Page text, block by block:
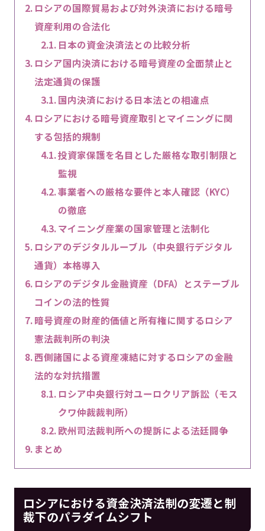
ロシアの国際貿易および対外決済における暗号
資産利用の合法化
日本の資金決済法との比較分析
ロシア国内決済における暗号資産の全面禁止と
法定通貨の保護
国内決済における日本法との相違点
ロシアにおける暗号資産取引とマイニングに関
する包括的規制
投資家保護を名目とした厳格な取引制限と
監視
事業者への厳格な要件と本人確認（KYC）
の徹底
マイニング産業の国家管理と法制化
ロシアのデジタルルーブル（中央銀行デジタル
通貨）本格導入
ロシアのデジタル金融資産（DFA）とステーブル
コインの法的性質
暗号資産の財産的価値と所有権に関するロシア
憲法裁判所の判決
西側諸国による資産凍結に対するロシアの金融
法的な対抗措置
ロシア中央銀行対ユーロクリア訴訟（モス
クワ仲裁裁判所）
欧州司法裁判所への提訴による法廷闘争
まとめ
ロシアにおける資金決済法制の変遷と制
裁下のパラダイムシフト